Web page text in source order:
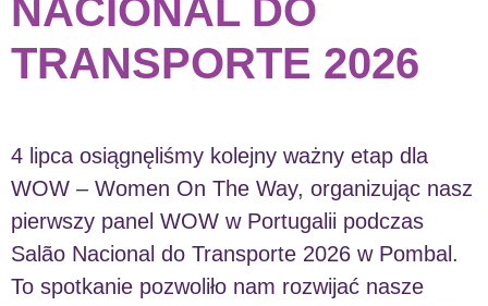
NACIONAL DO
TRANSPORTE 2026
4 lipca osiągnęliśmy kolejny ważny etap dla
WOW – Women On The Way, organizując nasz
pierwszy panel WOW w Portugalii podczas
Salão Nacional do Transporte 2026 w Pombal.
To spotkanie pozwoliło nam rozwijać nasze